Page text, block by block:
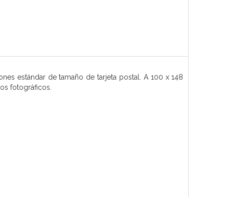
estándar de tamaño de tarjeta postal. A 100 x 148
fotográficos.